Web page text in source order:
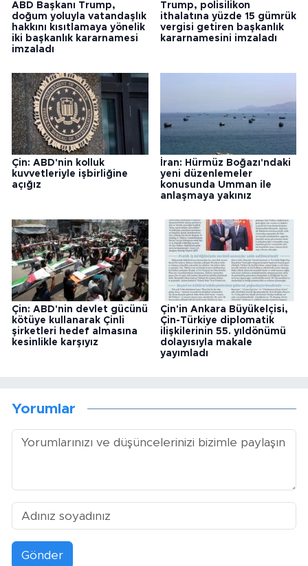
ABD Başkanı Trump,
doğum yoluyla vatandaşlık
hakkını kısıtlamaya yönelik
iki başkanlık kararnamesi
imzaladı
Trump, polisilikon
ithalatına yüzde 15 gümrük
vergisi getiren başkanlık
kararnamesini imzaladı
Çin: ABD'nin kolluk
kuvvetleriyle işbirliğine
açığız
İran: Hürmüz Boğazı'ndaki
yeni düzenlemeler
konusunda Umman ile
anlaşmaya yakınız
Çin: ABD'nin devlet gücünü
kötüye kullanarak Çinli
şirketleri hedef almasına
kesinlikle karşıyız
Çin'in Ankara Büyükelçisi,
Çin-Türkiye diplomatik
ilişkilerinin 55. yıldönümü
dolayısıyla makale
yayımladı
Yorumlar
Gönder